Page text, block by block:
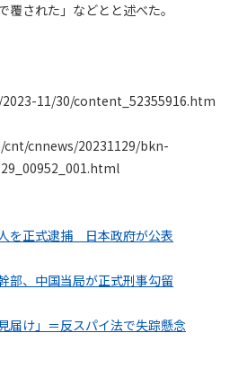
覆された」などとと述べた。
11/30/content_52355916.htm
cnnews/20231129/bkn-
を正式逮捕 日本政府が公表
部、中国当局が正式刑事勾留
届け」＝反スパイ法で失踪懸念